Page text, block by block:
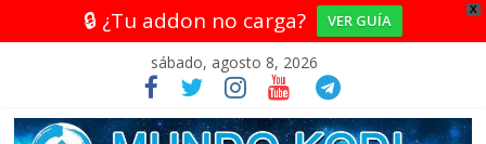
X
🔒 ¿Tu addon no carga? VER GUÍA
sábado, agosto 8, 2026